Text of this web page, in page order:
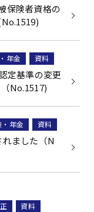
保険者資格の
年金 資料
定基準の変更
No.1517)
年金 資料
ました（N
資料